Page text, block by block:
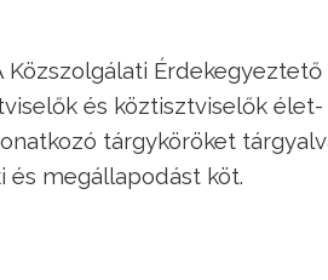
Közszolgálati
és köztisztviselők
tárgyköröket
és megállapodást köt.